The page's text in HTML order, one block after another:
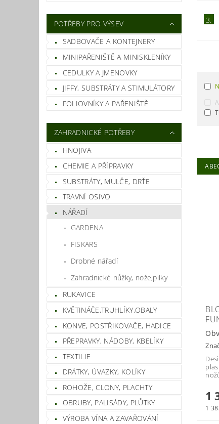
POTŘEBY PRO VÝSEV
SADBOVAČE A KONTEJNERY
MINIPAŘENIŠTĚ A MINISKLENÍKY
CEDULKY A JMENOVKY
JIFFY, SUBSTRÁTY A STIMULÁTORY
FOLIOVNÍKY A PAŘENIŠTĚ
ZAHRADNICKÉ POTŘEBY
HNOJIVA
CHEMIE A PŘÍPRAVKY
SUBSTRÁTY, MULČE, DRŤE
TRAVNÍ OSIVO
NÁŘADÍ
GARDENA
FISKARS
Drobné nářadí
Zahradnické nůžky, nože,pilky
RUKAVICE
KVĚTINÁČE,TRUHLÍKY,OBALY
KONVE, POSTŘIKOVAČE, HADICE
PŘEPRAVKY, NÁDOBY, KBELÍKY
TEXTILIE
DRÁTKY, ÚVAZKY, KOLÍKY
ROHOŽE, CLONY, PLACHTY
OBRUBY, PALISÁDY, PLŮTKY
VÝROBA VÍNA A ZAVAŘOVÁNÍ
3.
1
1